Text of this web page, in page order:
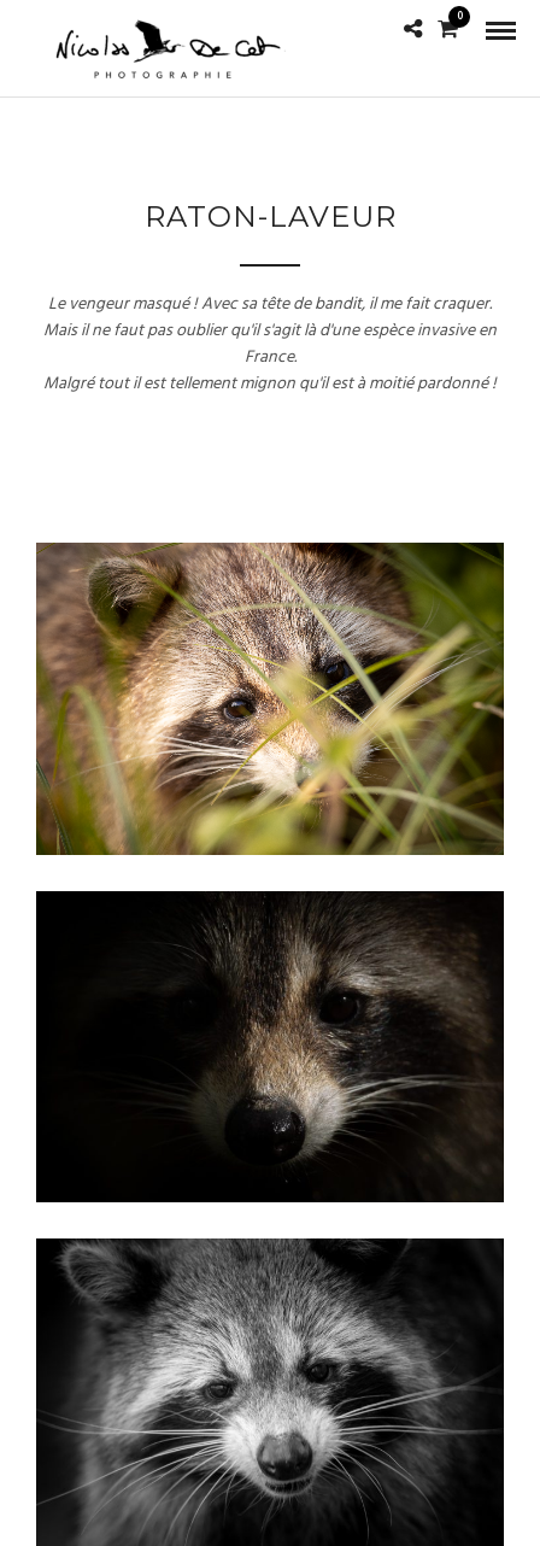
0
RATON-LAVEUR
Le vengeur masqué ! Avec sa tête de bandit, il me fait craquer.
Mais il ne faut pas oublier qu'il s'agit là d'une espèce invasive en
France.
Malgré tout il est tellement mignon qu'il est à moitié pardonné !